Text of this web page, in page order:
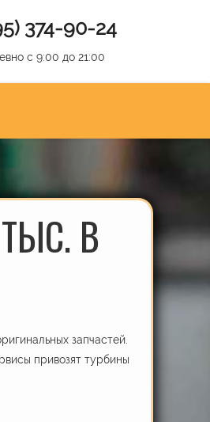
374-90-24
с 9:00 до 21:00
В
запчастей.
привозят турбины